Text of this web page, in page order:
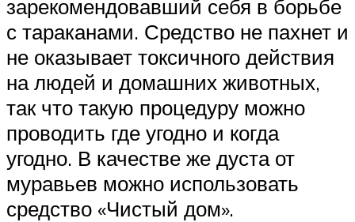
зарекомендовавший себя в борьбе
с тараканами. Средство не пахнет и
не оказывает токсичного действия
на людей и домашних животных,
так что такую процедуру можно
проводить где угодно и когда
угодно. В качестве же дуста от
муравьев можно использовать
средство «Чистый дом».